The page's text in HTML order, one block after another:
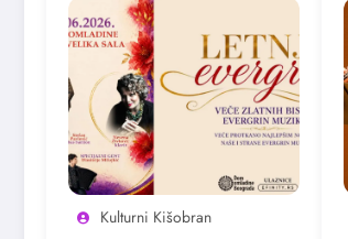
Kulturni Kišobran